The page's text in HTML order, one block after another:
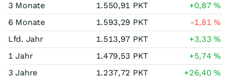
3 Monate
1.550,91 PKT +0,87%
6 Monate
1.593,29 PKT -1,81%
Lfd. Jahr
1.513,97 PKT +3,33%
1 Jahr
1.479,53 PKT +5,74%
3 Jahre
1.237,72 PKT +26,40%